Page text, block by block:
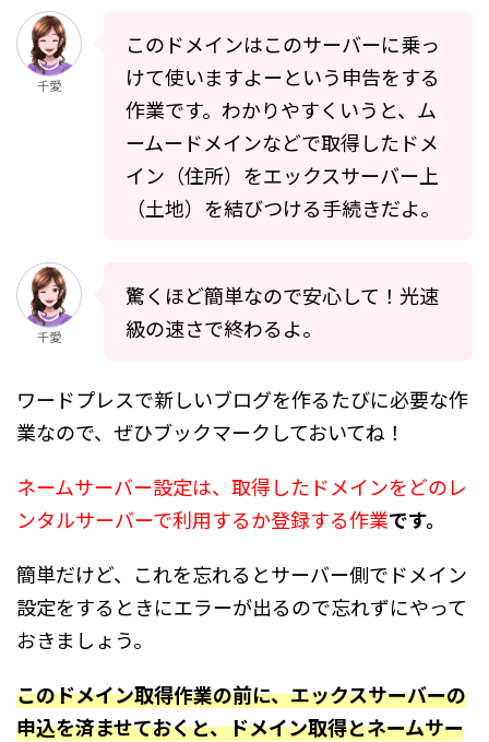
千愛
このドメインはこのサーバーに乗っ
けて使いますよーという申告をする
作業です。わかりやすくいうと、ム
ームードメインなどで取得したドメ
イン（住所）をエックスサーバー上
（土地）を結びつける手続きだよ。
千愛
驚くほど簡単なので安心して！光速
級の速さで終わるよ。
ワードプレスで新しいブログを作るたびに必要な作
業なので、ぜひブックマークしておいてね！
ネームサーバー設定は、取得したドメインをどのレ
ンタルサーバーで利用するか登録する作業です。
簡単だけど、これを忘れるとサーバー側でドメイン
設定をするときにエラーが出るので忘れずにやって
おきましょう。
このドメイン取得作業の前に、エックスサーバーの
申込を済ませておくと、ドメイン取得とネームサー